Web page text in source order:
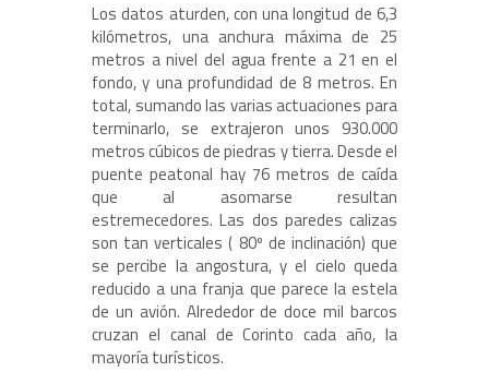
Los datos aturden, con una longitud de 6,3
kilómetros, una anchura máxima de 25
metros a nivel del agua frente a 21 en el
fondo, y una profundidad de 8 metros. En
total, sumando las varias actuaciones para
terminarlo, se extrajeron unos 930.000
metros cúbicos de piedras y tierra. Desde el
puente peatonal hay 76 metros de caída
que al asomarse resultan
estremecedores. Las dos paredes calizas
son tan verticales ( 80º de inclinación) que
se percibe la angostura, y el cielo queda
reducido a una franja que parece la estela
de un avión. Alrededor de doce mil barcos
cruzan el canal de Corinto cada año, la
mayoría turísticos.